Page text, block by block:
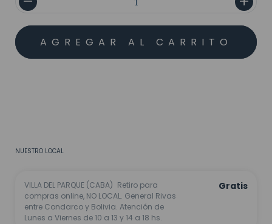
NUESTRO LOCAL
VILLA DEL PARQUE (CABA) Retiro para
compras online, NO LOCAL. General Rivas
entre Condarco y Bolivia. Atención de
Lunes a Viernes de 10 a 13 y 14 a 18 hs.
Gratis